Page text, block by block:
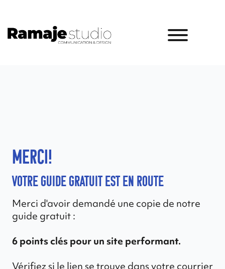
Merci!
Votre guide gratuit est en route
Merci d'avoir demandé une copie de notre
guide gratuit :
6 points clés pour un site performant.
Vérifiez si le lien se trouve dans votre courrier